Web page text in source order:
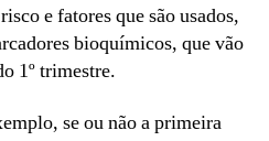
e fatores que são usados,
bioquímicos, que vão
1º trimestre.
se ou não a primeira